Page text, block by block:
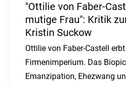
"Ottilie von Faber-
mutige Frau": Kritik
Kristin Suckow
Ottilie von Faber-Castell
Firmenimperium. Das
Emanzipation, Ehezwang